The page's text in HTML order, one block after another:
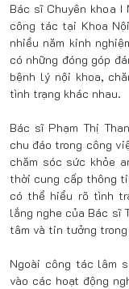
Bác sĩ Chuyên khoa I
công tác tại Khoa
nhiều năm kinh
có những đóng góp
bệnh lý nội khoa,
tình trạng khác nhau.
Bác sĩ Phạm Thị
chu đáo trong công
chăm sóc sức khỏe
thời cung cấp thông
có thể hiểu rõ tình
lắng nghe của Bác sĩ
tâm và tin tưởng
Ngoài công tác lâm
vào các hoạt động